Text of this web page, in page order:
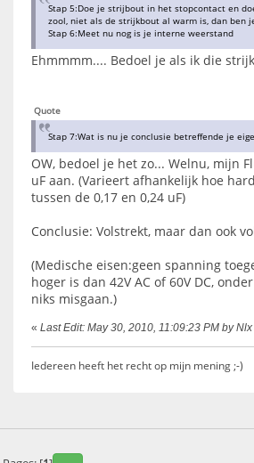
Stap 5:Doe je strijbout in het stopcontact en
zool, niet als de strijkbout al warm is, dan ben
Stap 6:Meet nu nog is je interne weerstand
Ehmmmm.... Bedoel je als ik die
Quote
Stap 7:Wat is nu je conclusie betreffende je
OW, bedoel je het zo... Welnu, mijn
uF aan. (Varieert afhankelijk hoe
tussen de 0,17 en 0,24 uF)
Conclusie: Volstrekt, maar dan ook
(Medische eisen:geen spanning
hoger is dan 42V AC of 60V DC,
niks misgaan.)
« Last Edit: May 30, 2010, 11:09:23 PM by Nlx
Iedereen heeft het recht op mijn mening ;-)